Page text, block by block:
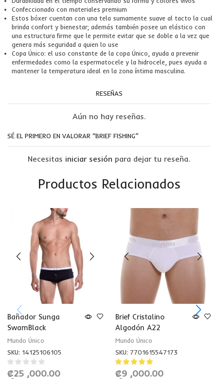
Confeccionado con materiales premium
Estos bóxer cuentan con una tela sumamente suave al tacto la cual
brinda confort y bienestar; además también posee un elástico con
una estructura firme que le permite evitar que se doble a la vez que
genera más seguridad a quien lo use
Copa Único: el uso constante de la copa Único, ayuda a prevenir
enfermedades como la espermatocele y la hidrocele, pues ayuda a
mantener la temperatura ideal en la zona íntima masculina.
RESEÑAS
Aún no hay reseñas.
SÉ EL PRIMERO EN VALORAR “BRIEF FISHING”
Necesitas iniciar sesión para dejar tu reseña.
Productos Relacionados
Bañador Sunga
SwamBlack
Mundo Único
SKU: 14125106105
₡25 ,000.00
Brief Cristalino
Algodón A22
Mundo Único
SKU: 7701615547173
₡9 ,000.00